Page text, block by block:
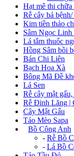
Hạt mê thi
Rễ cây bá
Kim tiền thảo
Sâm Ngọc Linh
Lá tắm thuốc
Hồng Sâm bồi
Bán Chi Liên
Bạch Hoa Xà
Bông Mã Đề
Lá Sen
Rễ cây mật
Rễ Đinh Lăng |
Cây Mật Gấu
Táo Mèo Sapa
Bồ Công Anh
- Rễ Bồ
- Lá Bồ